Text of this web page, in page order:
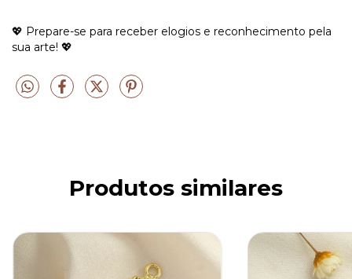
💖 Prepare-se para receber elogios e reconhecimento pela
sua arte! 💖
Produtos similares